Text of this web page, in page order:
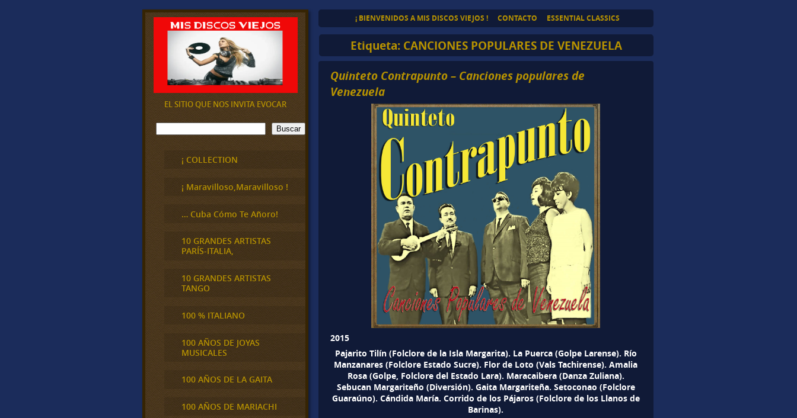
¡ BIENVENIDOS A MIS DISCOS VIEJOS ! CONTACTO ESSENTIAL CLASSICS
Etiqueta: CANCIONES POPULARES DE VENEZUELA
Quinteto Contrapunto – Canciones populares de
Venezuela
2015
Pajarito Tilín (Folclore de la Isla Margarita). La Puerca (Golpe Larense). Río
Manzanares (Folclore Estado Sucre). Flor de Loto (Vals Tachirense). Amalia
Rosa (Golpe, Folclore del Estado Lara). Maracaibera (Danza Zuliana).
Sebucan Margariteño (Diversión). Gaita Margariteña. Setoconao (Folclore
Guaraúno). Cándida María. Corrido de los Pájaros (Folclore de los Llanos de
Barinas).
EL SITIO QUE NOS INVITA EVOCAR
B
u
Buscar
¡ COLLECTION
¡ Maravilloso,Maravilloso !
… Cuba Cómo Te Añoro!
10 GRANDES ARTISTAS
PARÍS-ITALIA,
10 GRANDES ARTISTAS
TANGO
100 % ITALIANO
100 AÑOS DE JOYAS
MUSICALES
100 AÑOS DE LA GAITA
100 AÑOS DE MARIACHI